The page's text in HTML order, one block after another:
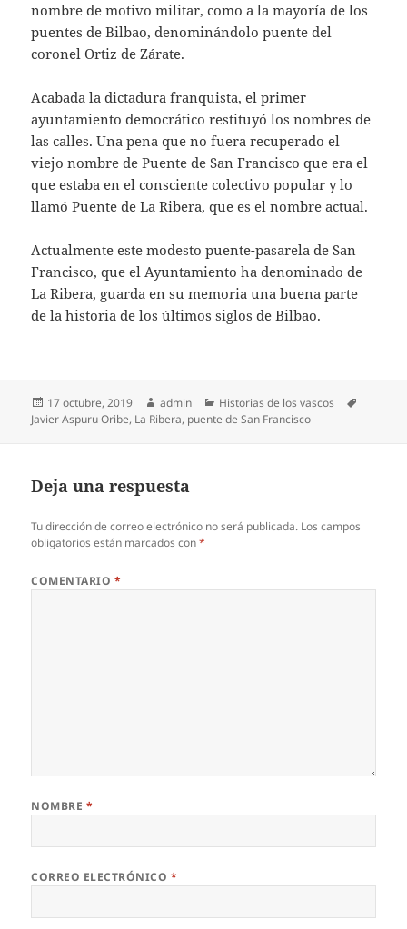
nombre de motivo militar, como a la mayoría de los
puentes de Bilbao, denominándolo puente del
coronel Ortiz de Zárate.
Acabada la dictadura franquista, el primer
ayuntamiento democrático restituyó los nombres de
las calles. Una pena que no fuera recuperado el
viejo nombre de Puente de San Francisco que era el
que estaba en el consciente colectivo popular y lo
llamó Puente de La Ribera, que es el nombre actual.
Actualmente este modesto puente-pasarela de San
Francisco, que el Ayuntamiento ha denominado de
La Ribera, guarda en su memoria una buena parte
de la historia de los últimos siglos de Bilbao.
Publicado
el
17 octubre, 2019 Autor
admin Categorías
Historias de los vascos
Javier Aspuru Oribe, La Ribera, puente de San Francisco
Deja una respuesta
Tu dirección de correo electrónico no será publicada. Los campos
obligatorios están marcados con*
COMENTARIO *
NOMBRE *
CORREO ELECTRÓNICO *